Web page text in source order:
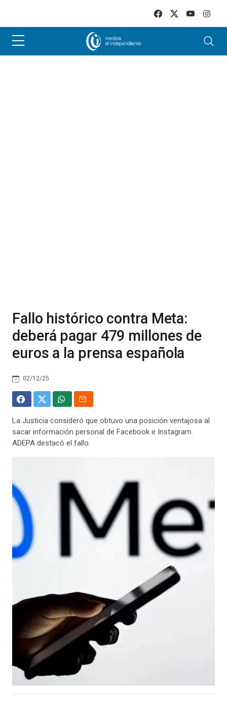
Fallo histórico contra Meta:
deberá pagar 479 millones de
euros a la prensa española
02/12/25
La Justicia consideró que obtuvo una posición ventajosa al
sacar información personal de Facebook e Instagram.
ADEPA destacó el fallo.